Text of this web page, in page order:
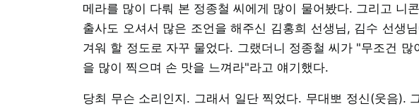
메라를 많이 다뤄 본 정종철 씨에게 많이 물어봤다. 그리고 니
출사도 오셔서 많은 조언을 해주신 김홍희 선생님, 김수 선생
겨워 할 정도로 자꾸 물었다. 그랬더니 정종철 씨가 "무조건
을 많이 찍으며 손 맛을 느껴라"라고 얘기했다.
당최 무슨 소리인지. 그래서 일단 찍었다. 무대뽀 정신(웃음).